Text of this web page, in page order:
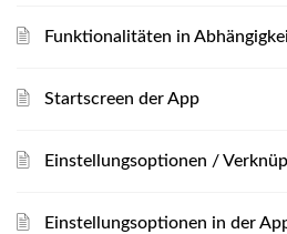
Funktionalitäten in
Startscreen der App
Einstellungsoptionen /
Einstellungsoptionen in der